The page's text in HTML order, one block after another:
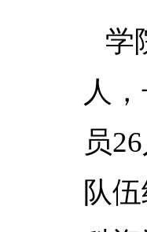
学
人
员
队